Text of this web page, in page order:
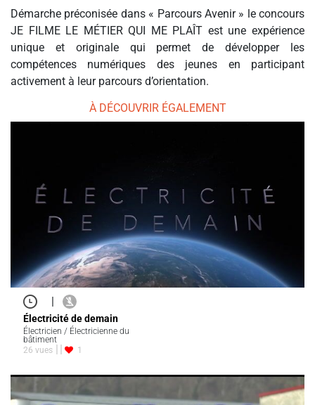
Démarche préconisée dans « Parcours Avenir » le concours
JE FILME LE MÉTIER QUI ME PLAÎT est une expérience
unique et originale qui permet de développer les
compétences numériques des jeunes en participant
activement à leur parcours d’orientation.
À DÉCOUVRIR ÉGALEMENT
|
Électricité de demain
Électricien / Électricienne du
bâtiment
26 vues
1